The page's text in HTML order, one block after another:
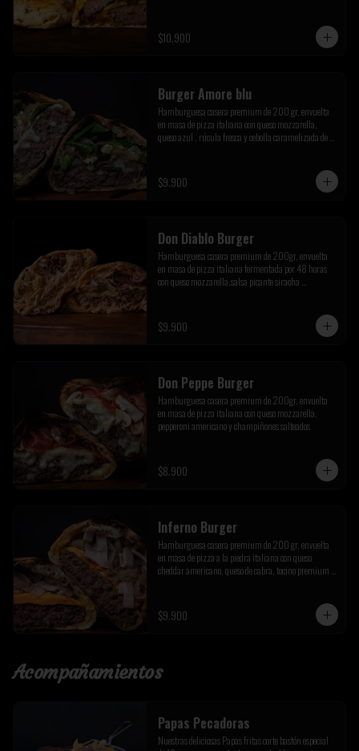
$10.900
Burger Amore blu
Hamburguesa casera premium de 200 gr, envuelta
en masa de pizza italiana con queso mozzarella,
queso azul , rúcula fresca y cebolla caramelizada de la
$9.900
Don Diablo Burger
Hamburguesa casera premium de 200gr, envuelta
en masa de pizza italiana fermentada por 48 horas
con queso mozzarella,salsa picante siracha
$9.900
Don Peppe Burger
Hamburguesa casera premium de 200gr, envuelta
en masa de pizza italiana con queso mozzarella,
pepperoni americano y champiñones salteados
$8.900
Inferno Burger
Hamburguesa casera premium de 200 gr, envuelta
en masa de pizza a la piedra italiana con queso
cheddar americano, queso de cabra, tocino premium y
$9.900
Acompañamientos
Papas Pecadoras
Nuestras deliciosas Papas fritas corte bastón especial